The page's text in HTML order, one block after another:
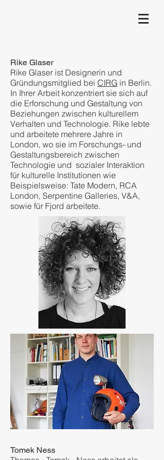
Design
through
Rike Glaser
Rike Glaser ist Designerin und
Gründungsmitglied bei CIRG in Berlin.
In Ihrer Arbeit konzentriert sie sich auf
die Erforschung und Gestaltung von
Beziehungen zwischen kulturellem
Verhalten und Technologie. Rike lebte
und arbeitete mehrere Jahre in
London, wo sie im Forschungs- und
Gestaltungsbereich zwischen
Technologie und sozialer Interaktion
für kulturelle Institutionen wie
Beispielsweise: Tate Modern, RCA
London, Serpentine Galleries, V&A,
sowie für Fjord arbeitete.
Tomek Ness